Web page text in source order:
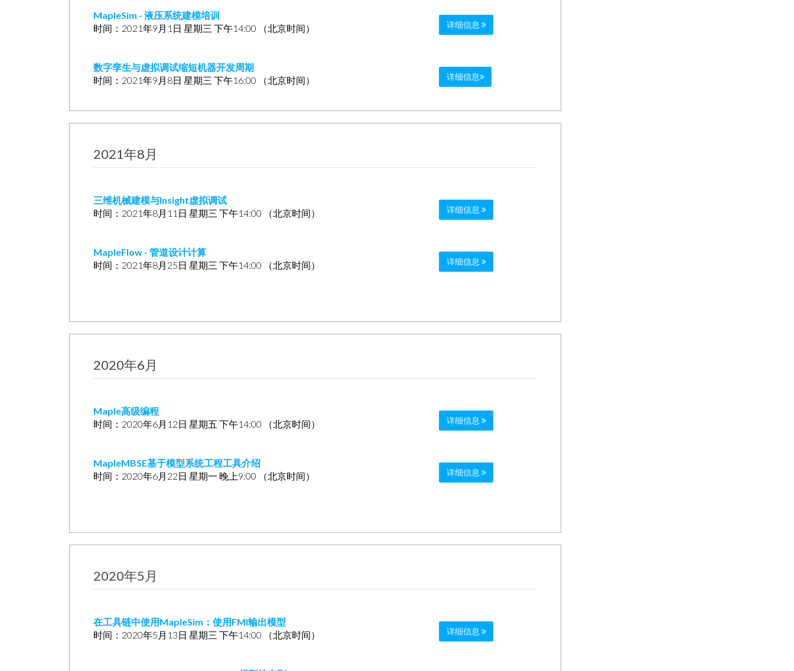
MapleSim - 液压系统建模培训
时间：2021年9月1日 星期三 下午14:00 （北京时间）
详细信息
数字孪生与虚拟调试缩短机器开发周期
时间：2021年9月8日 星期三 下午16:00 （北京时间）
详细信息
2021年8月
三维机械建模与Insight虚拟调试
时间：2021年8月11日 星期三 下午14:00 （北京时间）
详细信息
MapleFlow - 管道设计计算
时间：2021年8月25日 星期三 下午14:00 （北京时间）
详细信息
2020年6月
Maple高级编程
时间：2020年6月12日 星期五 下午14:00 （北京时间）
详细信息
MapleMBSE基于模型系统工程工具介绍
时间：2020年6月22日 星期一 晚上9:00 （北京时间）
详细信息
2020年5月
在工具链中使用MapleSim：使用FMI输出模型
时间：2020年5月13日 星期三 下午14:00 （北京时间）
详细信息